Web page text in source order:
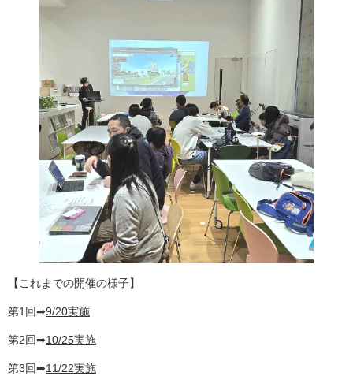
【これまでの開催の様子】
第1回➡9/20実施
第2回➡10/25実施
第3回➡11/22実施